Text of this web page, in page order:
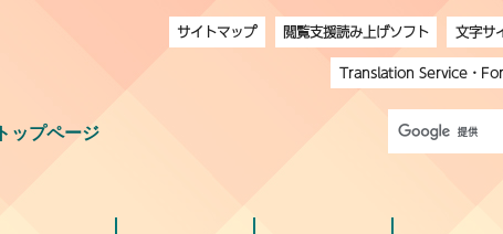
トップページ
サイトマップ 閲覧支援読み上げソフト
文字サ
Translation Service・